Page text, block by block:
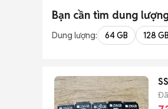
Bạn cần tìm dung
Dung lượng: 64 GB 128 GB